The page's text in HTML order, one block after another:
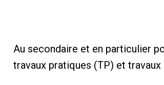
Au secondaire et en particulier
travaux pratiques (TP) et